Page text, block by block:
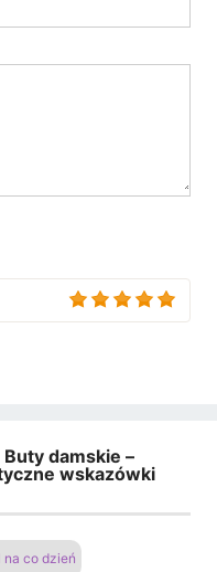
damskie –
wskazówki
na co dzień